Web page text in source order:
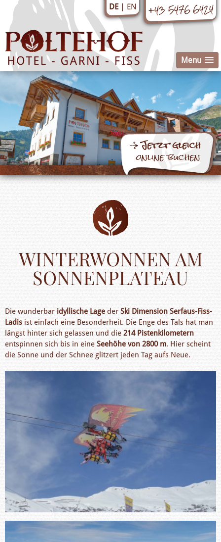
DE EN +43 5476 6424
Menu
Jetzt gleich
online buchen
WINTERWONNEN AM
SONNENPLATEAU
Die wunderbar idyllische Lage der Ski Dimension Serfaus-Fiss-
Ladis ist einfach eine Besonderheit. Die Enge des Tals hat man
längst hinter sich gelassen und die 214 Pistenkilometern
entspinnen sich bis in eine Seehöhe von 2800 m. Hier scheint
die Sonne und der Schnee glitzert jeden Tag aufs Neue.